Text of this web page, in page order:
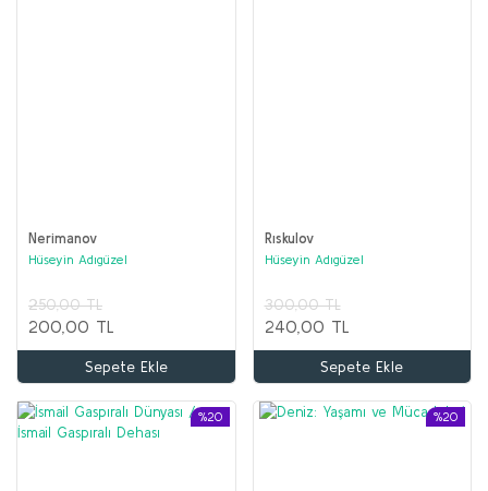
Nerimanov
Hüseyin Adıgüzel
250,00 TL
200,00 TL
Sepete Ekle
Rıskulov
Hüseyin Adıgüzel
300,00 TL
240,00 TL
Sepete Ekle
%20 %20